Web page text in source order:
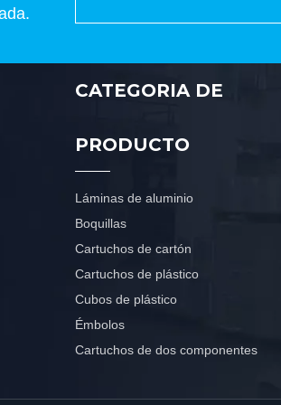
CATEGORIA DE
PRODUCTO
Láminas de aluminio
Boquillas
Cartuchos de cartón
Cartuchos de plástico
Cubos de plástico
Émbolos
Cartuchos de dos componentes